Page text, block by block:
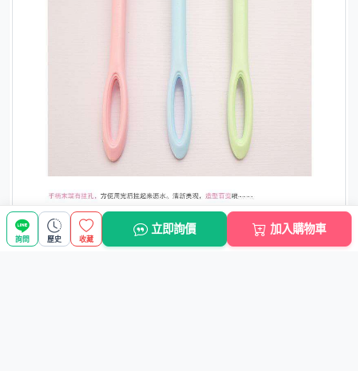
詢問 歷史 收藏
立即詢價 加入購物車